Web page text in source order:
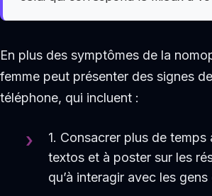
En plus des symptômes de la
femme peut présenter des signes
téléphone, qui incluent :
1. Consacrer plus de
textos et à poster sur les
qu’à interagir avec les